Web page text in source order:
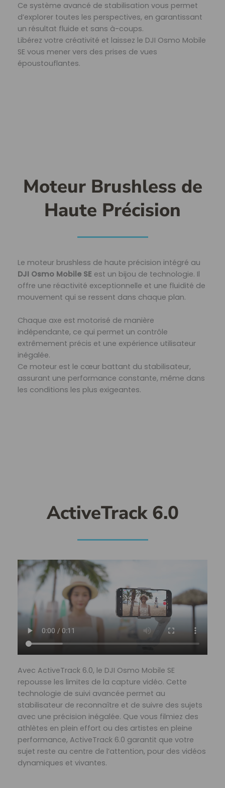
Ce système avancé de stabilisation vous permet
d’explorer toutes les perspectives, en garantissant
un résultat fluide et sans à-coups.
Libérez votre créativité et laissez le DJI Osmo Mobile
SE vous mener vers des prises de vues
époustouflantes.
Moteur Brushless de
Haute Précision
Le moteur brushless de haute précision intégré au
DJI Osmo Mobile SE est un bijou de technologie. Il
offre une réactivité exceptionnelle et une fluidité de
mouvement qui se ressent dans chaque plan.
Chaque axe est motorisé de manière
indépendante, ce qui permet un contrôle
extrêmement précis et une expérience utilisateur
inégalée.
Ce moteur est le cœur battant du stabilisateur,
assurant une performance constante, même dans
les conditions les plus exigeantes.
ActiveTrack 6.0
Avec ActiveTrack 6.0, le DJI Osmo Mobile SE
repousse les limites de la capture vidéo. Cette
technologie de suivi avancée permet au
stabilisateur de reconnaître et de suivre des sujets
avec une précision inégalée. Que vous filmiez des
athlètes en plein effort ou des artistes en pleine
performance, ActiveTrack 6.0 garantit que votre
sujet reste au centre de l’attention, pour des vidéos
dynamiques et vivantes.